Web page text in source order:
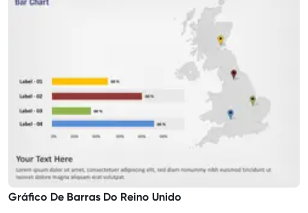
Gráfico De Barras Do Reino Unido